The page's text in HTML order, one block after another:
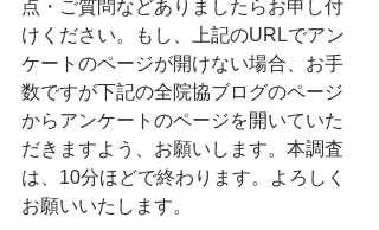
点・ご質問などありましたらお申し付
けください。もし、上記のURLでアン
ケートのページが開けない場合、お手
数ですが下記の全院協ブログのページ
からアンケートのページを開いていた
だきますよう、お願いします。本調査
は、10分ほどで終わります。よろしく
お願いいたします。